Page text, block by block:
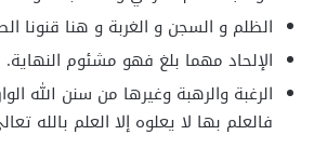
الظلم و السجن و الغربة و هنا قنونا
الإلحاد مهما بلغ فهو مشئوم النهاية.
الرغبة والرهبة وغيرها من سنن الله
فالعلم بها لا يعلوه إلا العلم بالله